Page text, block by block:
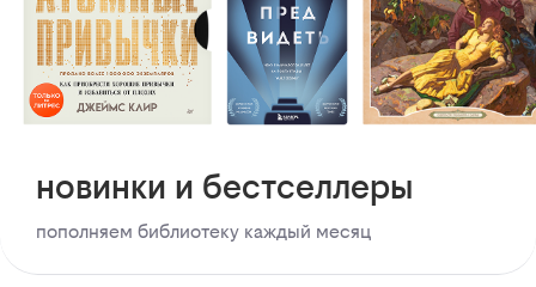
новинки и бестселлеры
пополняем библиотеку каждый месяц